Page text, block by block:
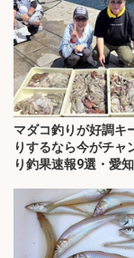
マダコ釣りが好調キ
りするなら今がチャ
り釣果速報9選・愛知